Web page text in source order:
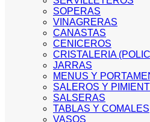
SOPERAS
VINAGRERAS
CANASTAS
CENICEROS
CRISTALERIA
JARRAS
MENUS Y
SALEROS Y
SALSERAS
TABLAS Y COMALES
VASOS